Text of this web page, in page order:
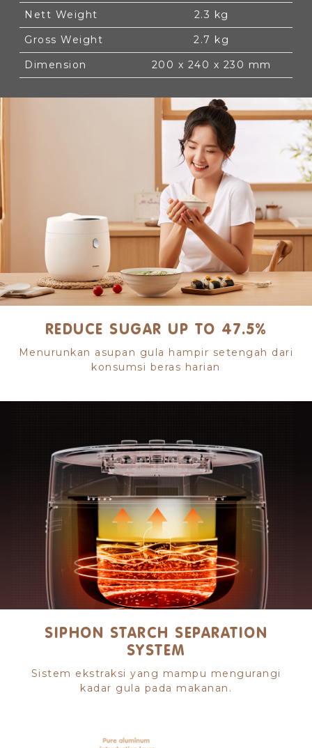
Nett Weight
2.3 kg
Gross Weight
2.7 kg
Dimension
200 x 240 x 230 mm
REDUCE SUGAR UP TO 47.5%
Menurunkan asupan gula hampir setengah dari
konsumsi beras harian
SIPHON STARCH SEPARATION
SYSTEM
Sistem ekstraksi yang mampu mengurangi
kadar gula pada makanan.